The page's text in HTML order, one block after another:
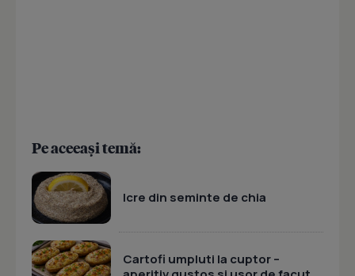
Pe aceeași temă:
Icre din seminte de chia
Cartofi umpluti la cuptor –